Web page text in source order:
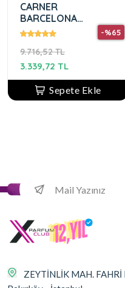
CARNER
BARCELONA
REVOLUCION 100ML
EDP Erkek Parfüm
9.716,52 TL
-%65
3.339,72 TL
Sepete Ekle
ZEYTİNLİK MAH.